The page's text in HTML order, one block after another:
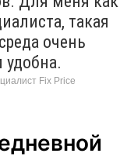
такая
очень
удобна.
Fix Price